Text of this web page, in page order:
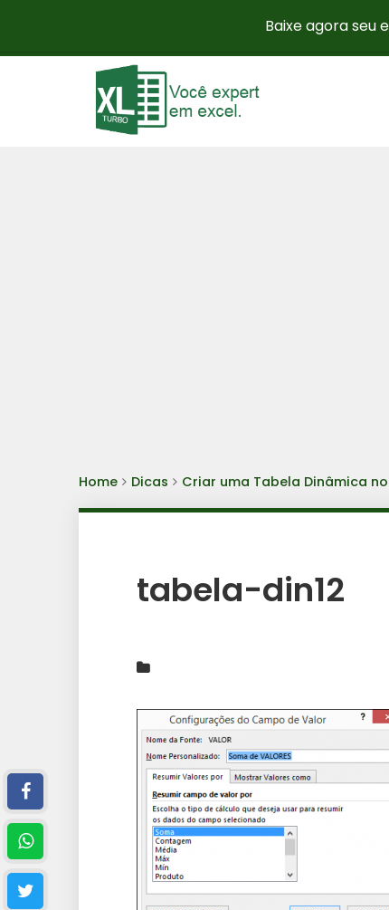
Baixe agora seu
Home Dicas Criar uma Tabela Dinâmica no
tabela-din12